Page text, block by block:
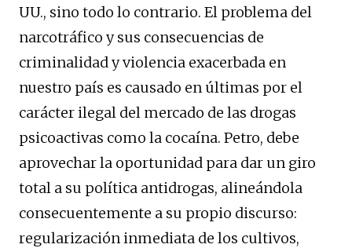
UU., sino todo lo contrario. El problema del
narcotráfico y sus consecuencias de
criminalidad y violencia exacerbada en
nuestro país es causado en últimas por el
carácter ilegal del mercado de las drogas
psicoactivas como la cocaína. Petro, debe
aprovechar la oportunidad para dar un giro
total a su política antidrogas, alineándola
consecuentemente a su propio discurso:
regularización inmediata de los cultivos,